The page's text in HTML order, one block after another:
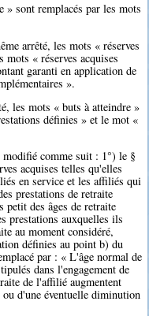
sont remplacés par les mots
arrêté, les mots « réserves
mots « réserves acquises
garanti en application de
».
les mots « buts à atteindre »
définies » et le mot «
comme suit : 1°) le §
acquises telles qu'elles
en service et les affiliés qui
prestations de retraite
petit des âges de retraite
prestations auxquelles ils
au moment considéré,
définies au point b) du
par : « L'âge normal de
dans l'engagement de
de l'affilié augmentent
ou d'une éventuelle diminution